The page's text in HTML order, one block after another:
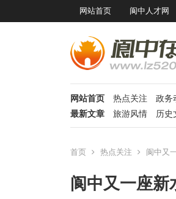
网站首页 阆中人才网
网站首页 热点关注 政务
最新文章
旅游风情 历史
首页 热点关注 阆中又
阆中又一座新